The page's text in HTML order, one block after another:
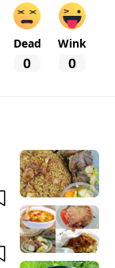
Dead
0
Wink
0